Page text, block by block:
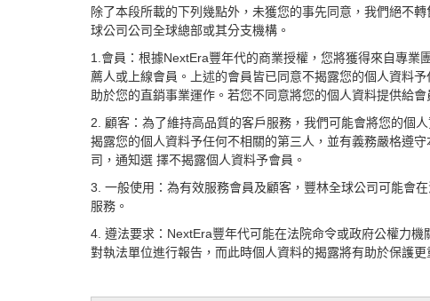
除了本段所載的下列幾點外，未獲您的事先同意，我們絕不
球公司公司全球總部或其分支機構。
1.會員：根據NextEra豐年代的商業授權，您將獲得來自專
薦人或上線會員。上述的會員皆已同意不揭露您的個人資料予
助於您的直銷事業運作。若您不同意將您的個人資料提供給
2. 顧客：為了維持高品質的客戶服務，我們可能會將您的個
揭露您的個人資料予任何不相關的第三人，並有義務嚴格遵守
司，通知選 擇不揭露個人資料予會員。
3. 一般使用：為有效服務會員及顧客，豐林全球公司可能會
服務。
4. 遵法要求：NextEra豐年代可能在法院命令或政府公權力
對執法單位進行報告，而此時個人資料的揭露將有助於保護更